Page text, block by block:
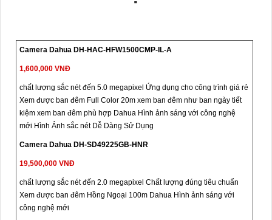
Camera Dahua DH-HAC-HFW1500CMP-IL-A
1,600,000 VNĐ
chất lượng sắc nét đến 5.0 megapixel Ứng dụng cho công trình giá rẻ
Xem được ban đêm Full Color 20m xem ban đêm như ban ngày tiết
kiệm xem ban đêm phù hợp Dahua Hình ảnh sáng với công nghệ
mới Hình Ảnh sắc nét Dễ Dàng Sử Dụng
Camera Dahua DH-SD49225GB-HNR
19,500,000 VNĐ
chất lượng sắc nét đến 2.0 megapixel Chất lượng đúng tiêu chuẩn
Xem được ban đêm Hồng Ngoại 100m Dahua Hình ảnh sáng với
công nghệ mới